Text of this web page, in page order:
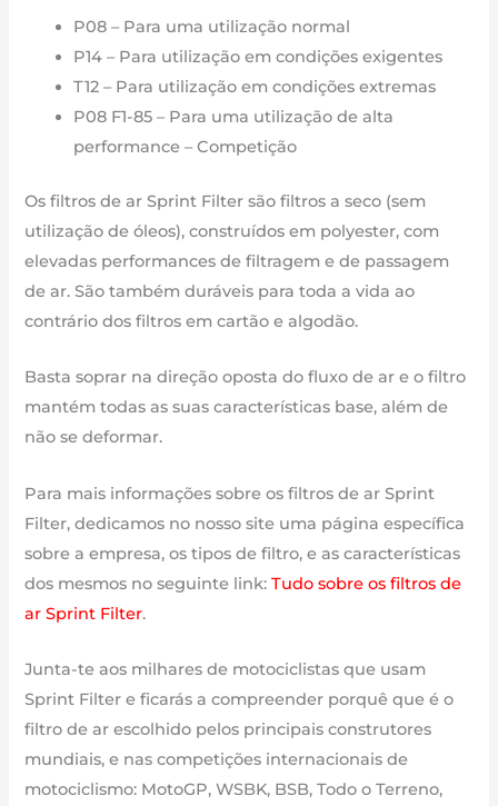
P08 – Para uma utilização normal
P14 – Para utilização em condições exigentes
T12 – Para utilização em condições extremas
P08 F1-85 – Para uma utilização de alta
performance – Competição
Os filtros de ar Sprint Filter são filtros a seco (sem
utilização de óleos), construídos em polyester, com
elevadas performances de filtragem e de passagem
de ar. São também duráveis para toda a vida ao
contrário dos filtros em cartão e algodão.
Basta soprar na direção oposta do fluxo de ar e o filtro
mantém todas as suas características base, além de
não se deformar.
Para mais informações sobre os filtros de ar Sprint
Filter, dedicamos no nosso site uma página específica
sobre a empresa, os tipos de filtro, e as características
dos mesmos no seguinte link:Tudo sobre os filtros de
ar Sprint Filter.
Junta-te aos milhares de motociclistas que usam
Sprint Filter e ficarás a compreender porquê que é o
filtro de ar escolhido pelos principais construtores
mundiais, e nas competições internacionais de
motociclismo: MotoGP, WSBK, BSB, Todo o Terreno,